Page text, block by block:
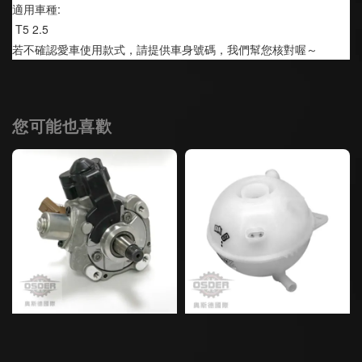
適用車種:
T5 2.5
若不確認愛車使用款式，請提供車身號碼，我們幫您核對喔～
您可能也喜歡